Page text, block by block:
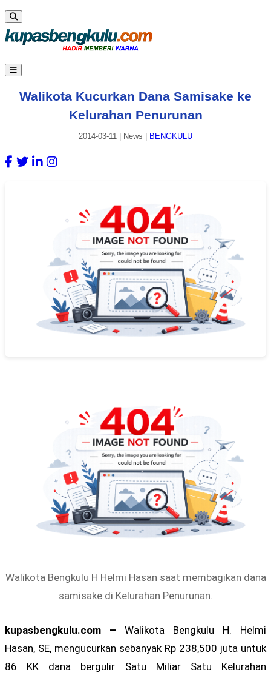
Walikota Kucurkan Dana Samisake ke
Kelurahan Penurunan
2014-03-11 News BENGKULU
Walikota Bengkulu H Helmi Hasan saat membagikan dana
samisake di Kelurahan Penurunan.
kupasbengkulu.com – Walikota Bengkulu H. Helmi
Hasan, SE, mengucurkan sebanyak Rp 238,500 juta untuk
86 KK dana bergulir Satu Miliar Satu Kelurahan